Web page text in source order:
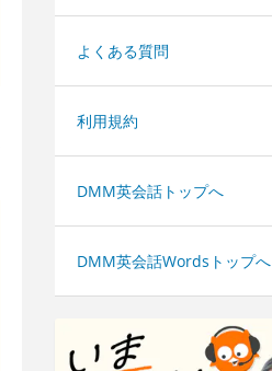
よくある質問
利用規約
DMM英会話トップへ
DMM英会話Wordsトップへ